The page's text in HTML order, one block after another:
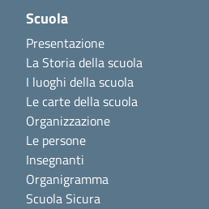
Scuola
Presentazione
La Storia della scuola
I luoghi della scuola
Le carte della scuola
Organizzazione
Le persone
Insegnanti
Organigramma
Scuola Sicura